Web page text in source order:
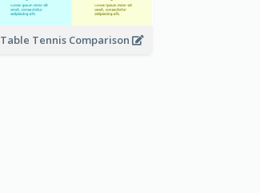
Table Tennis Comparison